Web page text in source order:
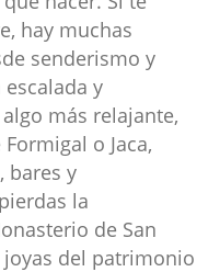
hay muchas
senderismo y
y
más relajante,
o Jaca,
bares y
la
de San
joyas del patrimonio